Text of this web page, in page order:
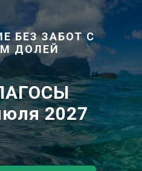
БЕЗ ЗАБОТ С
ДОЛЕЙ
2027